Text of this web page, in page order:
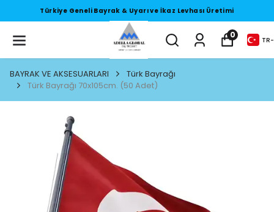
Türkiye Geneli Bayrak & Uyarı ve İkaz Levhası Üretimi
0
TR-
BAYRAK VE AKSESUARLARI
Türk Bayrağı
Türk Bayrağı 70x105cm. (50 Adet)